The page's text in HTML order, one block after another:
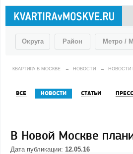
Округа Район Метро /
КВАРТИРА В МОСКВЕ → НОВОСТИ → НОВОСТИ
ВСЕ НОВОСТИ СТАТЬИ
В Новой Москве
Дата публикации: 12.05.16